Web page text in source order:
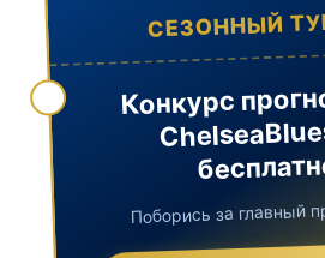
СЕЗОННЫЙ
Конкурс
Поборись за главный